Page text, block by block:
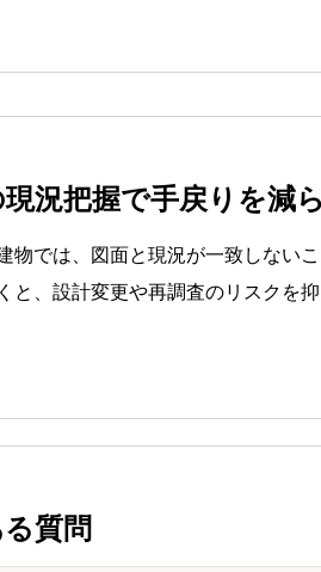
況把握で手戻りを減
物では、図面と現況が一致しない
と、設計変更や再調査のリスクを抑
質問